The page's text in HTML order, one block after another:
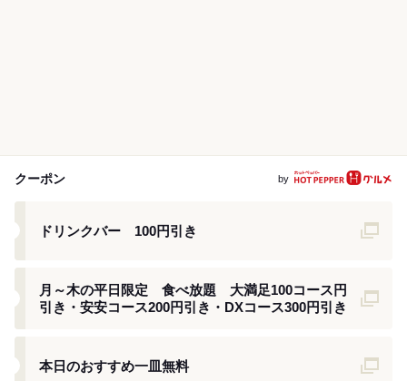
クーポン by
ドリンクバー 100円引き
月～木の平日限定 食べ放題 大満足100コース円
引き・安安コース200円引き・DXコース300円引き
本日のおすすめ一皿無料